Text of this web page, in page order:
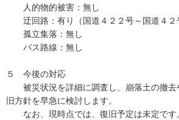
人的物的被害：無し
迂回路：有り（国道４２２号～国道４２
孤立集落：無し
バス路線：無し
５ 今後の対応
被災状況を詳細に調査し、崩落土の撤去
旧方針を早急に検討します。
なお、現時点では、復旧予定は未定です